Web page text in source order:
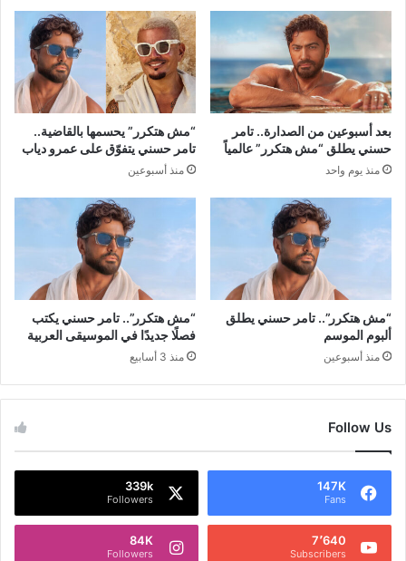
بعد أسبوعين من الصدارة.. تامر
حسني يطلق “مش هتكرر” عالمياً
منذ يوم واحد
“مش هتكرر” يحسمها بالقاضية..
تامر حسني يتفوّق على عمرو دياب
منذ أسبوعين
“مش هتكرر”.. تامر حسني يطلق
ألبوم الموسم
منذ أسبوعين
“مش هتكرر”.. تامر حسني يكتب
فصلًا جديدًا في الموسيقى العربية
منذ 3 أسابيع
Follow Us
147K
Fans
339k
Followers
7٬640
Subscribers
84K
Followers